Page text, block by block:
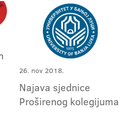
26. nov 2018.
Najava sjednice
Proširenog kolegijuma